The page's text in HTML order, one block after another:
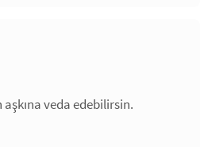
aşkına veda edebilirsin.